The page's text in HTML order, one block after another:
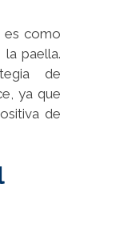
es como
paella.
de
ya que
de